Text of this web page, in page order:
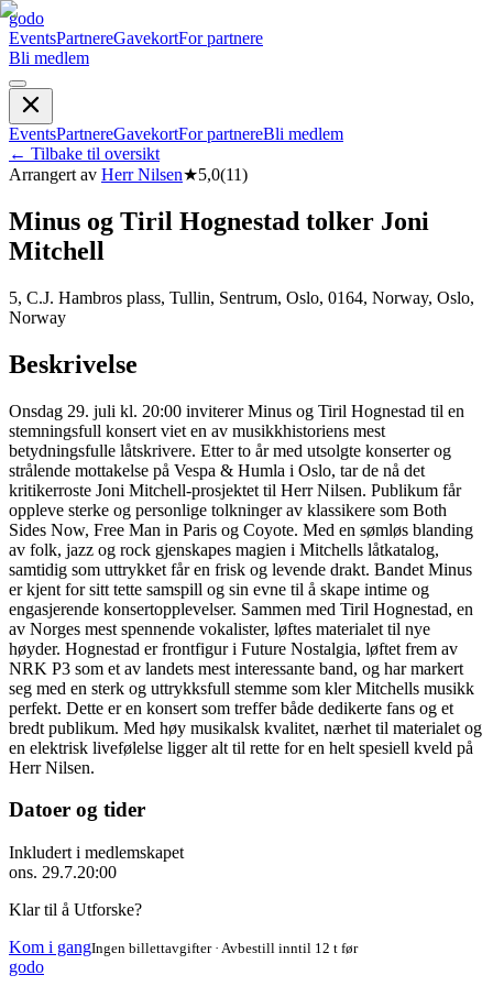
godo
EventsPartnereGavekortFor partnere
Bli medlem
EventsPartnereGavekortFor partnereBli medlem
← Tilbake til oversikt
Arrangert av Herr Nilsen★5,0(11)
Minus og Tiril Hognestad tolker Joni
Mitchell
5, C.J. Hambros plass, Tullin, Sentrum, Oslo, 0164, Norway, Oslo,
Norway
Beskrivelse
Onsdag 29. juli kl. 20:00 inviterer Minus og Tiril Hognestad til en
stemningsfull konsert viet en av musikkhistoriens mest
betydningsfulle låtskrivere. Etter to år med utsolgte konserter og
strålende mottakelse på Vespa & Humla i Oslo, tar de nå det
kritikerroste Joni Mitchell-prosjektet til Herr Nilsen. Publikum får
oppleve sterke og personlige tolkninger av klassikere som Both
Sides Now, Free Man in Paris og Coyote. Med en sømløs blanding
av folk, jazz og rock gjenskapes magien i Mitchells låtkatalog,
samtidig som uttrykket får en frisk og levende drakt. Bandet Minus
er kjent for sitt tette samspill og sin evne til å skape intime og
engasjerende konsertopplevelser. Sammen med Tiril Hognestad, en
av Norges mest spennende vokalister, løftes materialet til nye
høyder. Hognestad er frontfigur i Future Nostalgia, løftet frem av
NRK P3 som et av landets mest interessante band, og har markert
seg med en sterk og uttrykksfull stemme som kler Mitchells musikk
perfekt. Dette er en konsert som treffer både dedikerte fans og et
bredt publikum. Med høy musikalsk kvalitet, nærhet til materialet og
en elektrisk livefølelse ligger alt til rette for en helt spesiell kveld på
Herr Nilsen.
Datoer og tider
Inkludert i medlemskapet
ons. 29.7.20:00
Klar til å Utforske?
Kom i gangIngen billettavgifter · Avbestill inntil 12 t før
godo